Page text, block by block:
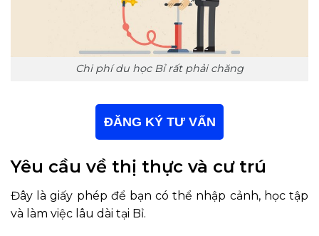
Chi phí du học Bỉ rất phải chăng
ĐĂNG KÝ TƯ VẤN
Yêu cầu về thị thực và cư trú
Đây là giấy phép để bạn có thể nhập cảnh, học tập
và làm việc lâu dài tại Bỉ.